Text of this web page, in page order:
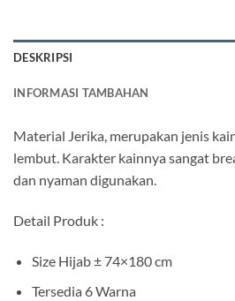
DESKRIPSI
INFORMASI TAMBAHAN
Material Jerika, merupakan jenis
lembut. Karakter kainnya sangat
dan nyaman digunakan.
Detail Produk :
Size Hijab ± 74×180 cm
Tersedia 6 Warna